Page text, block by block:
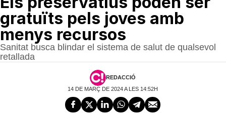
gratuïts pels joves amb
menys recursos
Sanitat busca blindar el sistema de salut de qualsevol
retallada
REDACCIÓ
14 DE MARÇ DE 2024 A LES 14:52H